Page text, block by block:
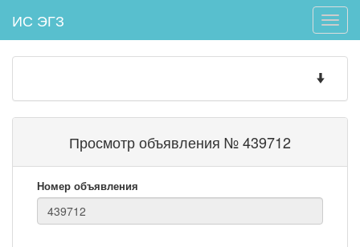
Toggle
ИС ЭГЗ
Toggle
Просмотр объявления № 439712
Номер объявления